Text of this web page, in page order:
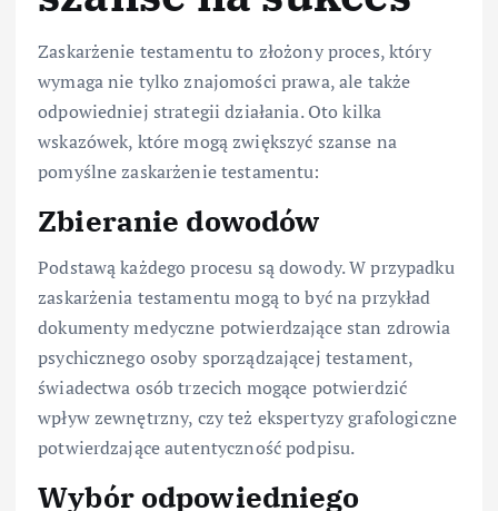
Zaskarżenie testamentu to złożony proces, który
wymaga nie tylko znajomości prawa, ale także
odpowiedniej strategii działania. Oto kilka
wskazówek, które mogą zwiększyć szanse na
pomyślne zaskarżenie testamentu:
Zbieranie dowodów
Podstawą każdego procesu są dowody. W przypadku
zaskarżenia testamentu mogą to być na przykład
dokumenty medyczne potwierdzające stan zdrowia
psychicznego osoby sporządzającej testament,
świadectwa osób trzecich mogące potwierdzić
wpływ zewnętrzny, czy też ekspertyzy grafologiczne
potwierdzające autentyczność podpisu.
Wybór odpowiedniego